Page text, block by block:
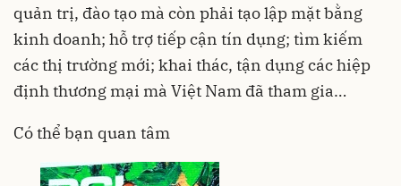
quản trị, đào tạo mà còn phải tạo lập mặt bằng
kinh doanh; hỗ trợ tiếp cận tín dụng; tìm kiếm
các thị trường mới; khai thác, tận dụng các hiệp
định thương mại mà Việt Nam đã tham gia…
Có thể bạn quan tâm